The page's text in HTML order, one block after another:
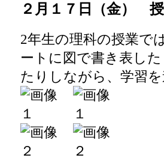
２月１７日（金）
2年生の理科の授業で
ートに図で書き表し
たりしながら、学習